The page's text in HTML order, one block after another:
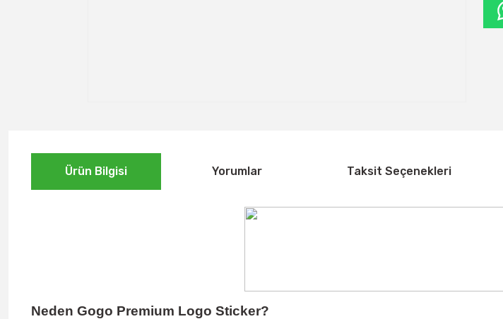
Ürün Bilgisi Yorumlar Taksit Seçenekleri
Neden Gogo Premium Logo Sticker?